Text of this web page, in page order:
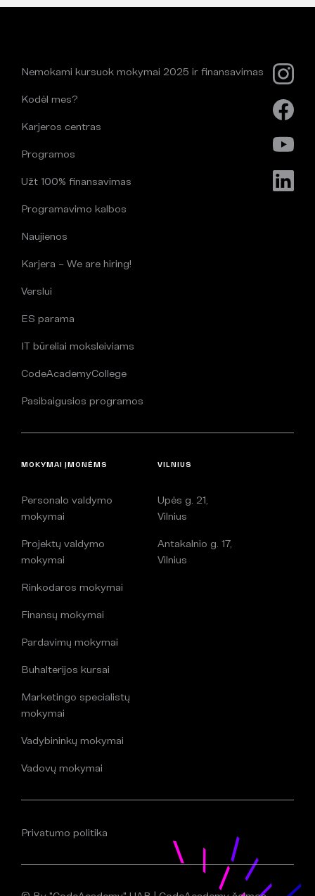
Nemokami kursuok mokymai 2025 ir finansavimas
Kodėl mes?
Karjeros centras
Programos
Užt 100% finansavimas
Programavimo kalbos
Naujienos
Karjera – We are hiring!
Verslui
ES parama
IT būreliai moksleiviams
CodeAcademyCollege
Pasibaigusios programos
MOKYMAI ĮMONĖMS
Personalo valdymo
mokymai
Projektų valdymo
mokymai
Rinkodaros mokymai
Finansų mokymai
Pardavimų mokymai
Buhalterijos kursai
Marketingo specialistų
mokymai
Vadybininkų mokymai
Vadovų mokymai
VILNIUS
Upės g. 21,
Vilnius
Antakalnio g. 17,
Vilnius
Privatumo politika